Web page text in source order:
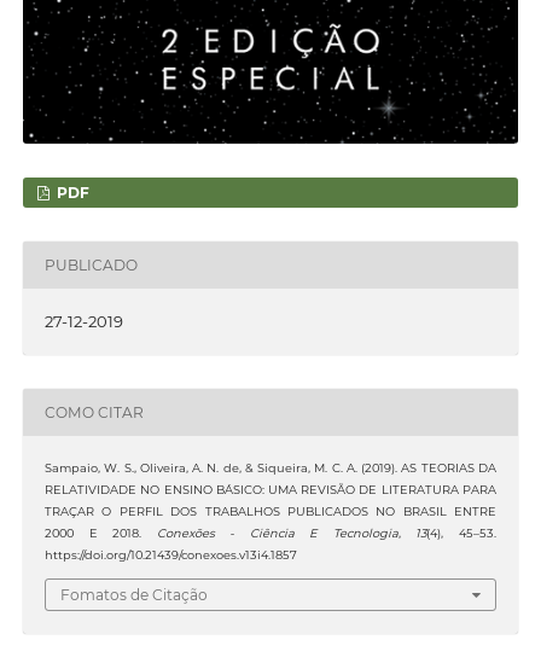
PDF
PUBLICADO
27-12-2019
COMO CITAR
Sampaio, W. S., Oliveira, A. N. de, & Siqueira, M. C. A. (2019). AS TEORIAS DA
RELATIVIDADE NO ENSINO BÁSICO: UMA REVISÃO DE LITERATURA PARA
TRAÇAR O PERFIL DOS TRABALHOS PUBLICADOS NO BRASIL ENTRE
2000 E 2018.
Conexões - Ciência E Tecnologia, 13(4), 45–53.
https://doi.org/10.21439/conexoes.v13i4.1857
Fomatos de Citação